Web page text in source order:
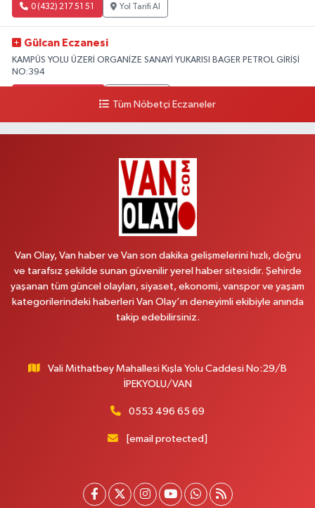
0 (432) 217 51 51 Yol Tarifi Al
Gülcan Eczanesi
KAMPÜS YOLU ÜZERİ ORGANİZE SANAYİ YUKARISI BAGER PETROL GİRİŞİ
NO:394
HEKİM HASTANESİ ACİL KARŞISI
Yol Tarifi Al
MAHMUDİYE MAH.ATATÜRK CAD.NO:17B
0 (531) 621 69 65 Yol Tarifi Al
Onay Eczanesi
Yenı Derman Eczanesi
Akdamar Hastanesi Acil yanı. İpekyolu. Hatuniye mahallesi terzioğlu, Eski
Yol Tarifi Al
Hayat Eczanesi
Kışla Mah.Çınarlı Cad.1038 Sk.No:93 3-4
Tüm Nöbetçi Eczaneler
Van Olay, Van haber ve Van son dakika gelişmelerini hızlı, doğru
ve tarafsız şekilde sunan güvenilir yerel haber sitesidir. Şehirde
yaşanan tüm güncel olayları, siyaset, ekonomi, vanspor ve yaşam
kategorilerindeki haberleri Van Olay’ın deneyimli ekibiyle anında
takip edebilirsiniz.
Vali Mithatbey Mahallesi Kışla Yolu Caddesi No:29/B
İPEKYOLU/VAN
0553 496 65 69
[email protected]